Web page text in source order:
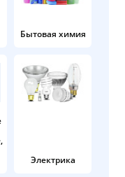
Бытовая химия
Электрика